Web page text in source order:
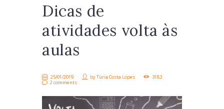
Dicas de
atividades volta às
aulas
25/01/2019 byTúria Costa Lopes
3183
2 comments